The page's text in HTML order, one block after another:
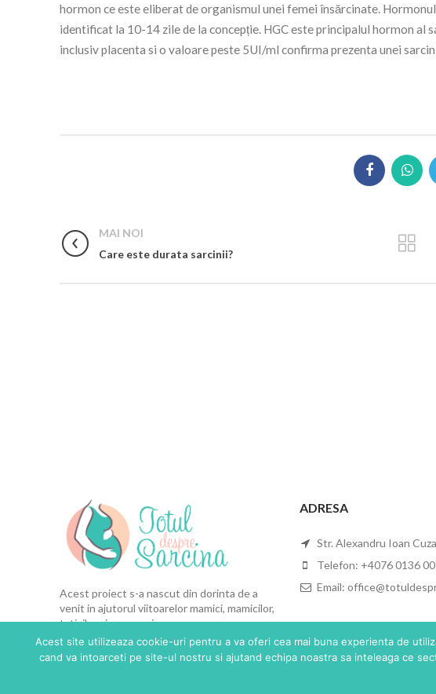
hormon ce este eliberat de organismul unei femei însărcinate.
identificat la 10-14 zile de la concepție. HGC este principalul hormon al
inclusiv placenta si o valoare peste 5UI/ml confirma prezenta unei
MAI NOI
Care este durata sarcinii?
Acest proiect s-a nascut din dorinta de a
venit in ajutorul viitoarelor mamici, mamicilor,
taticilor si nu numai.
ADRESA
Str. Alexandru Ioan
Telefon: +4076 0136
Email:
Acest site utilizeaza cookie-uri pentru a va oferi cea mai buna experienta de
cand va intoarceti pe site-ul nostru si ajutand echipa noastra sa inteleaga ce